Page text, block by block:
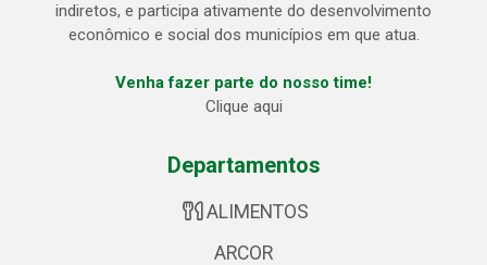
indiretos, e participa ativamente do desenvolvimento
econômico e social dos municípios em que atua.
Venha fazer parte do nosso time!
Clique aqui
Departamentos
ALIMENTOS
ARCOR